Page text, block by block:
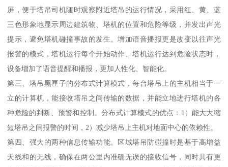
屏，便于塔吊司机随时观察附近塔吊的运行情况，采用红、黄、蓝
三色形象地显示周边建筑物、塔机的位置和危险等级，并发出声光
提示，避免塔机碰撞事故的发生。增加语音播报更是改变以往声光
报警的模式，塔机运行每个开始动作、塔机运行达到危险状态时，
设备增加了语音提醒和播报，更加人性化、智能化。
第三、塔吊黑匣子的分布式计算模式，每台塔吊上的主机相当于一
立的计算机，能接收塔吊之间传输的数据，并能立地进行塔机的各
种危险的判断、预警和控制。分布式计算模式的优点：1）能大大缩
短塔吊之间报警的时间，2）减少塔吊上主机对地面中心的依赖性。
第四、强大的两种信息传输功能。区域塔吊防碰撞时是基于高增益
天线和的无线，确保在两公里内准确无误的接收信号，同时具有更